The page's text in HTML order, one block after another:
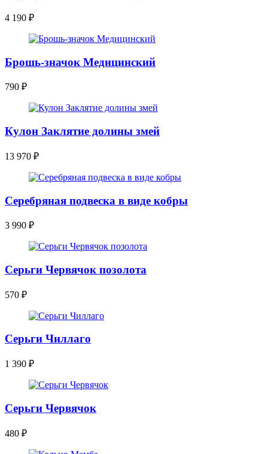
4 190 ₽
Брошь-значок Медицинский
790 ₽
Кулон Заклятие долины змей
13 970 ₽
Серебряная подвеска в виде кобры
3 990 ₽
Серьги Червячок позолота
570 ₽
Серьги Чиллаго
1 390 ₽
Серьги Червячок
480 ₽